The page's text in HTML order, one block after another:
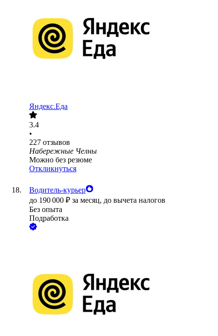
Яндекс.Еда
3.4
•
227 отзывов
Набережные Челны
Можно без резюме
Откликнуться
Водитель-курьер
до 190 000 ₽ за месяц, до вычета налогов
Без опыта
Подработка